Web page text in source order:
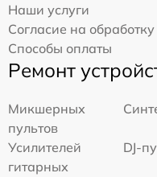
Наши услуги
Согласие на
Способы оплаты
Ремонт
Микшерных
пультов
Усилителей
гитарных
DJ-